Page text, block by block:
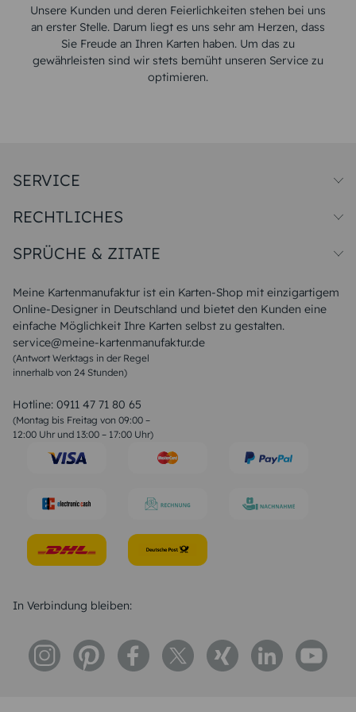
Unsere Kunden und deren Feierlichkeiten stehen bei uns
an erster Stelle. Darum liegt es uns sehr am Herzen, dass
Sie Freude an Ihren Karten haben. Um das zu
gewährleisten sind wir stets bemüht unseren Service zu
optimieren.
Meine Kartenmanufaktur ist ein Karten-Shop mit einzigartigem
Online-Designer in Deutschland und bietet den Kunden eine
einfache Möglichkeit Ihre Karten selbst zu gestalten.
service@meine-kartenmanufaktur.de
(Antwort Werktags in der Regel
innerhalb von 24 Stunden)
Hotline: 0911 47 71 80 65
(Montag bis Freitag von 09:00 –
12:00 Uhr und 13:00 – 17:00 Uhr)
SERVICE
Papiersorten
Unsere Produktion
Magazin
FAQ
RECHTLICHES
Widerrufsbelehrung
SPRÜCHE & ZITATE
Liebeskummer Sprüche
Sommer Sprüche
Muttertagssprüche
Sprüche zur Hochzeit
Sprüche zur Konfirmation & Kommunion
Weihnachtsgedichte
Liebessprüche
Geburtstagssprüche
Trauersprüche
Konfirmation Glückwünsche
In Verbindung bleiben: